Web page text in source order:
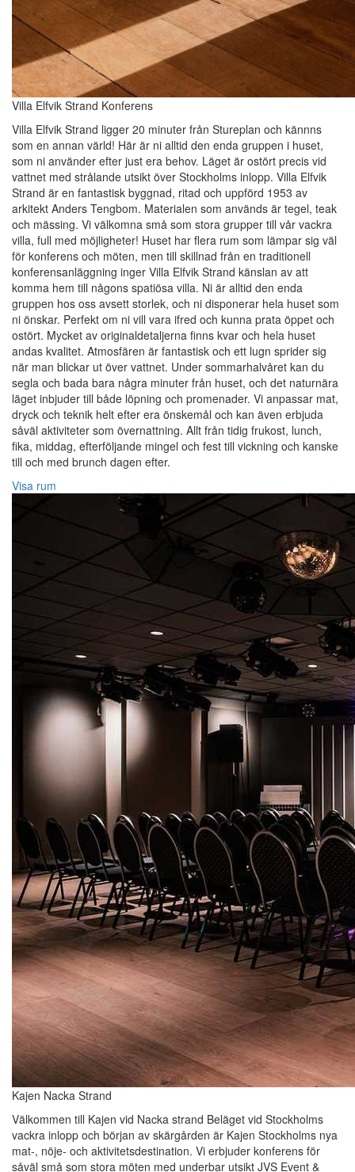
Villa Elfvik Strand Konferens
Villa Elfvik Strand ligger 20 minuter från Stureplan och kännns
som en annan värld! Här är ni alltid den enda gruppen i huset,
som ni använder efter just era behov. Läget är ostört precis vid
vattnet med strålande utsikt över Stockholms inlopp. Villa Elfvik
Strand är en fantastisk byggnad, ritad och uppförd 1953 av
arkitekt Anders Tengbom. Materialen som används är tegel, teak
och mässing. Vi välkomna små som stora grupper till vår vackra
villa, full med möjligheter! Huset har flera rum som lämpar sig väl
för konferens och möten, men till skillnad från en traditionell
konferensanläggning inger Villa Elfvik Strand känslan av att
komma hem till någons spatiösa villa. Ni är alltid den enda
gruppen hos oss avsett storlek, och ni disponerar hela huset som
ni önskar. Perfekt om ni vill vara ifred och kunna prata öppet och
ostört. Mycket av originaldetaljerna finns kvar och hela huset
andas kvalitet. Atmosfären är fantastisk och ett lugn sprider sig
när man blickar ut över vattnet. Under sommarhalvåret kan du
segla och bada bara några minuter från huset, och det naturnära
läget inbjuder till både löpning och promenader. Vi anpassar mat,
dryck och teknik helt efter era önskemål och kan även erbjuda
såväl aktiviteter som övernattning. Allt från tidig frukost, lunch,
fika, middag, efterföljande mingel och fest till vickning och kanske
till och med brunch dagen efter.
Visa rum
Kajen Nacka Strand
Välkommen till Kajen vid Nacka strand Beläget vid Stockholms
vackra inlopp och början av skärgården är Kajen Stockholms nya
mat-, nöje- och aktivitetsdestination. Vi erbjuder konferens för
såväl små som stora möten med underbar utsikt JVS Event &